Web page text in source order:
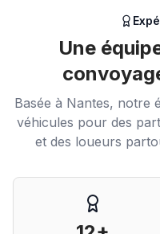
Une
Basée à Nantes, notre
véhicules pour des
et des loueurs